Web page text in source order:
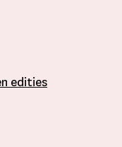
edities